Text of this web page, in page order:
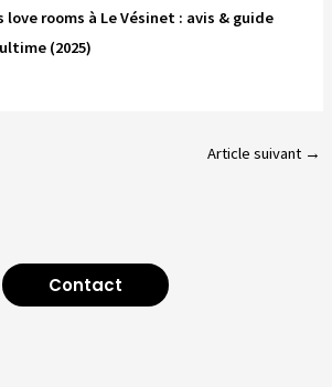
love rooms à Le Vésinet : avis & guide
(2025)
Article suivant →
Contact